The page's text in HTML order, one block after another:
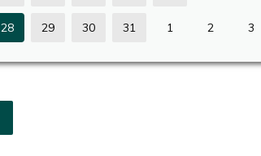
28 29 30 31 1 2 3